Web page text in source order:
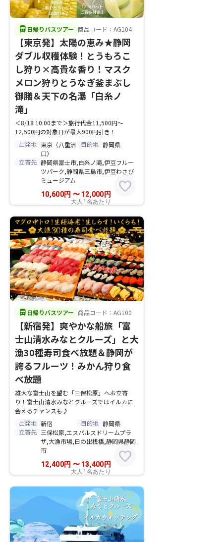
directions_bus 日帰りバスツアー 商品コード：AG104
【東京発】太陽の恵み★静岡
ダブル収穫体験！とうもろこ
し狩り×高貴な香り！マスク
メロン狩りとうなぎ釜まぶし
御膳＆天下の名瀑「白糸ノ
滝」
＜8/18 10:00まで＞旅行代金11,500円～
12,500円の対象日が最大900円引き！
出発地 東京（八重洲
口）
目的地 静岡県
立寄先 静岡県富士市,白糸ノ滝,伊豆フルー
ツパーク,静岡県三島市,伊豆わさび
ミュージアム
10,600円 〜12,000円
大人1名あたり
favorite
directions_bus 日帰りバスツアー 商品コード：AG100
【新宿発】爽やかな船旅「富
士山清水みなとクルーズ」と大
漁30種寿司食べ放題＆静岡が
誇るフルーツ！みかん狩り食
べ放題
雄大な富士山を望む「三保松原」へお立寄
り！富士山清水みなとクルーズではイルカに
会えるチャンスも♪
出発地 新宿 目的地 静岡県
立寄先 三保松原,エスパルスドリームプラ
ザ,大漁市場,日の出桟橋,静岡県静岡
市
12,400円 〜13,400 円
大人1名あたり
favorite